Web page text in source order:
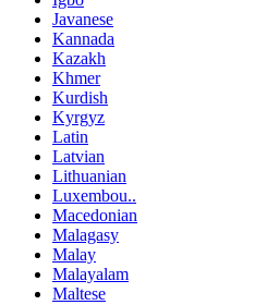
Javanese
Kannada
Kazakh
Khmer
Kurdish
Kyrgyz
Latin
Latvian
Lithuanian
Luxembou..
Macedonian
Malagasy
Malay
Malayalam
Maltese